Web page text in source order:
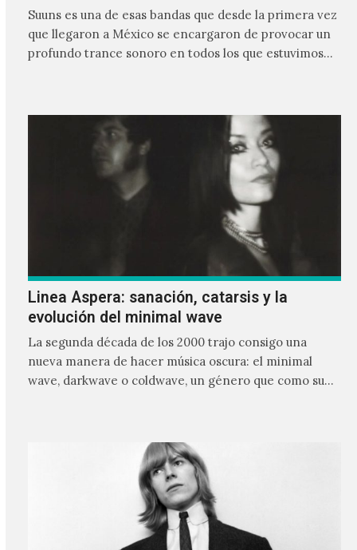
Suuns es una de esas bandas que desde la primera vez
que llegaron a México se encargaron de provocar un
profundo trance sonoro en todos los que estuvimos
Linea Aspera: sanación, catarsis y la
evolución del minimal wave
La segunda década de los 2000 trajo consigo una
nueva manera de hacer música oscura: el minimal
wave, darkwave o coldwave, un género que como su